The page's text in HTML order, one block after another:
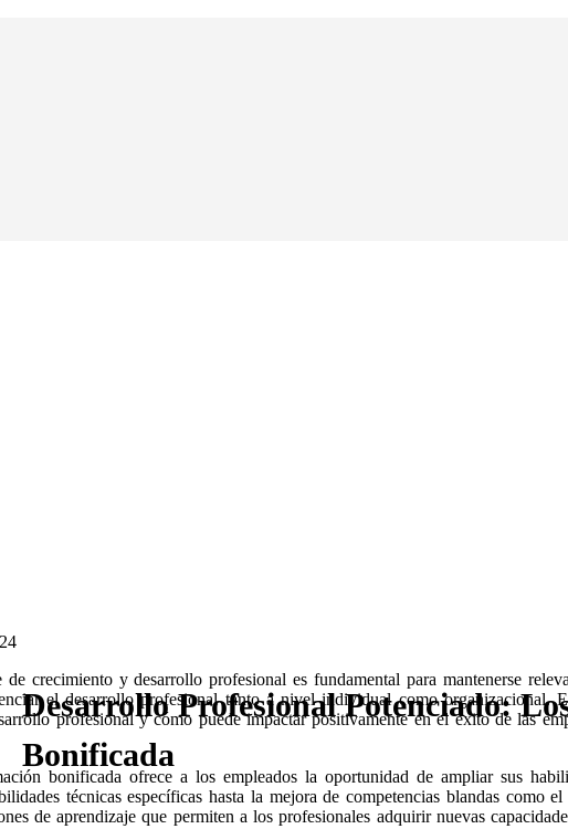
Desarrollo Profesional Potenciado:
Bonificada
crecimiento y desarrollo profesional es fundamental para mantenerse
el desarrollo profesional tanto a nivel individual como organizacional.
profesional y cómo puede impactar positivamente en el éxito de las
bonificada ofrece a los empleados la oportunidad de ampliar sus
técnicas específicas hasta la mejora de competencias blandas como
de aprendizaje que permiten a los profesionales adquirir nuevas